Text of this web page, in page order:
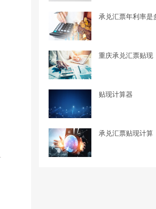
承兑汇票年利率是
重庆承兑汇票贴现
贴现计算器
承兑汇票贴现计算